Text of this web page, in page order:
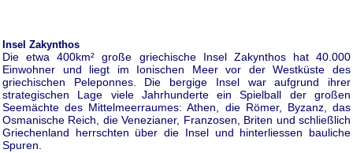
Insel Zakynthos
Die etwa 400km² große griechische Insel Zakynthos hat 40.000
Einwohner und liegt im Ionischen Meer vor der Westküste des
griechischen Peleponnes. Die bergige Insel war aufgrund ihrer
strategischen Lage viele Jahrhunderte ein Spielball der großen
Seemächte des Mittelmeerraumes: Athen, die Römer, Byzanz, das
Osmanische Reich, die Venezianer, Franzosen, Briten und schließlich
Griechenland herrschten über die Insel und hinterliessen bauliche
Spuren.